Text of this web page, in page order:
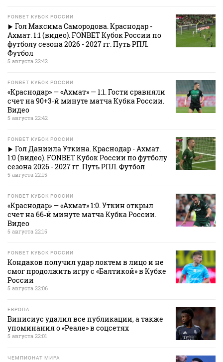
FONBET КУБОК РОССИИ
Гол Максима Самородова. Краснодар -
Ахмат. 1:1 (видео). FONBET Кубок России по
футболу сезона 2026 - 2027 гг. Путь РПЛ.
Футбол
5 августа 22:42
FONBET КУБОК РОССИИ
«Краснодар» — «Ахмат» — 1:1. Гости сравняли
счет на 90+3‑й минуте матча Кубка России.
Видео
5 августа 22:42
FONBET КУБОК РОССИИ
Гол Даниила Уткина. Краснодар - Ахмат.
1:0 (видео). FONBET Кубок России по футболу
сезона 2026 - 2027 гг. Путь РПЛ. Футбол
5 августа 22:15
FONBET КУБОК РОССИИ
«Краснодар» — «Ахмат» 1:0. Уткин открыл
счет на 66‑й минуте матча Кубка России.
Видео
5 августа 22:15
FONBET КУБОК РОССИИ
Кондаков получил удар локтем в лицо и не
смог продолжить игру с «Балтикой» в Кубке
России
5 августа 22:06
ЕВРОПА
Винисиус удалил все публикации, а также
упоминания о «Реале» в соцсетях
5 августа 22:01
ЧЕМПИОНАТ МИРА